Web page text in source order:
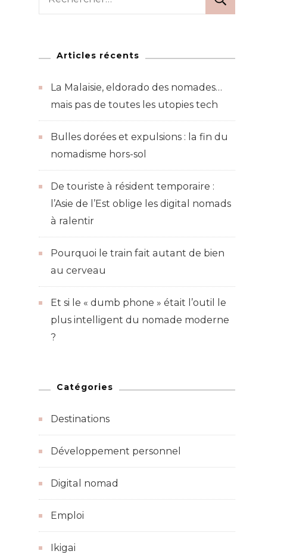
Articles récents
La Malaisie, eldorado des nomades…
mais pas de toutes les utopies tech
Bulles dorées et expulsions : la fin du
nomadisme hors-sol
De touriste à résident temporaire :
l’Asie de l’Est oblige les digital nomads
à ralentir
Pourquoi le train fait autant de bien
au cerveau
Et si le « dumb phone » était l’outil le
plus intelligent du nomade moderne
?
Catégories
Destinations
Développement personnel
Digital nomad
Emploi
Ikigai